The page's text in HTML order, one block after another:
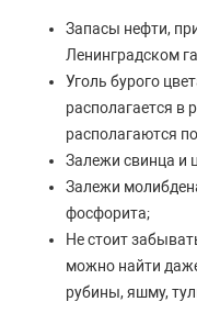
Запасы нефти,
Ленинградском
Уголь бурого
располагается в
располагаются
Залежи свинца и
Залежи
фосфорита;
Не стоит
можно найти
рубины, яшму,